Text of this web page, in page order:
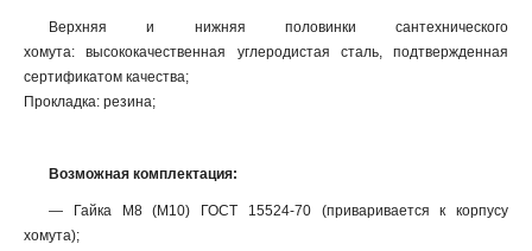
Верхняя и нижняя половинки сантехнического
хомута: высококачественная углеродистая сталь, подтвержденная
сертификатом качества;
Прокладка: резина;
Возможная комплектация:
— Гайка М8 (М10) ГОСТ 15524-70 (приваривается к корпусу
хомута);